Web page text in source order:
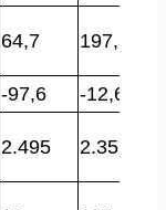
64,7 197,5
-97,6
-12,6
2.495 2.357